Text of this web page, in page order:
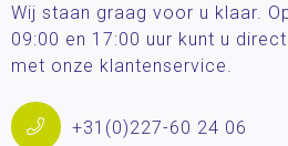
Wij staan graag voor u klaar.
09:00 en 17:00 uur kunt u
met onze klantenservice.
+31(0)227-60 24 06